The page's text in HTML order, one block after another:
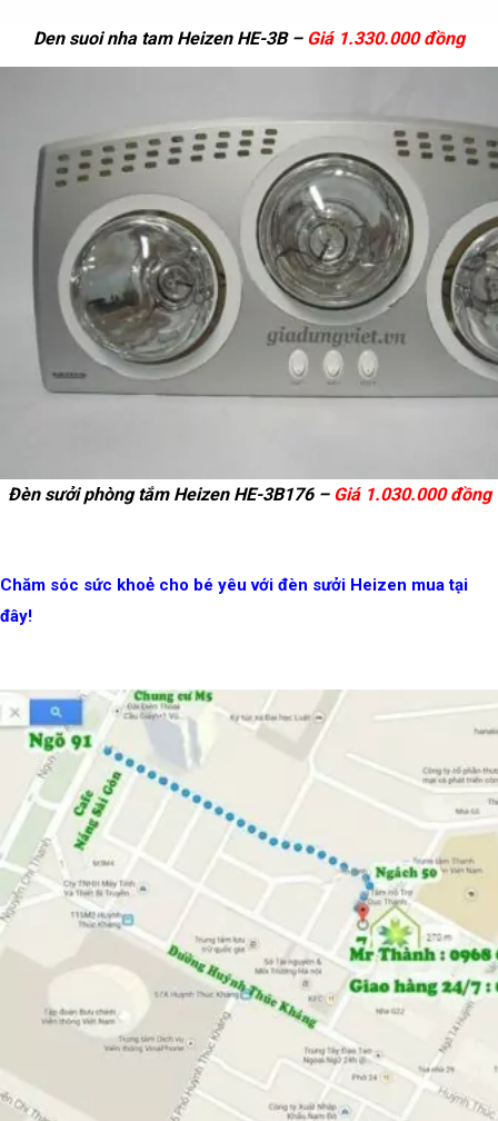
Den suoi nha tam Heizen HE-3B – Giá 1.330.000 đồng
Đèn sưởi phòng tắm Heizen HE-3B176 – Giá 1.030.000 đồng
Chăm sóc sức khoẻ cho bé yêu với đèn sưởi Heizen mua tại
đây!